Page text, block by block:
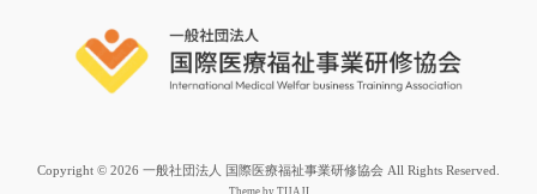
Copyright © 2026 一般社団法人 国際医療福祉事業研修協会 All Rights Reserved.